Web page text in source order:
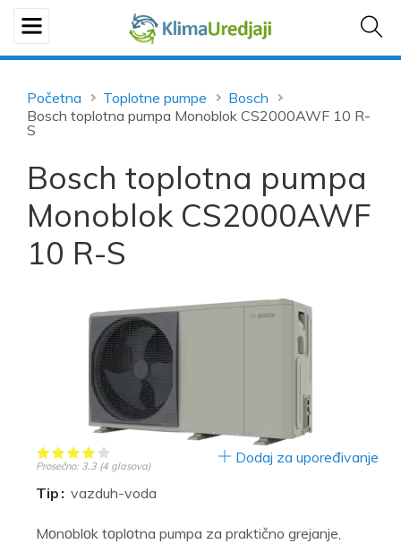
Početna Toplotne pumpe
Bosch
Bosch toplotna pumpa Monoblok CS2000AWF 10 R-
S
Bosch toplotna pumpa
Monoblok CS2000AWF
10 R-S
Prosečno: 3.3 (4 glasova)
Tip vazduh-voda
Mоnоblоk tоplоtna pumpa za praktično grejanje,
Dodaj za upoređivanje